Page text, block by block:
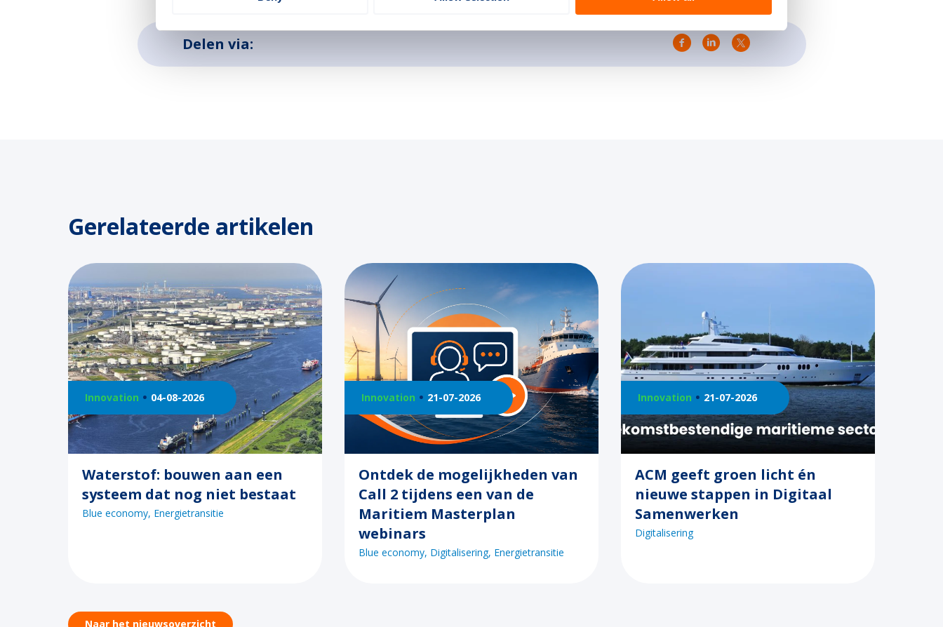
Delen via:
Gerelateerde artikelen
Innovation 04-08-2026
Waterstof: bouwen aan een
systeem dat nog niet bestaat
Blue economy Energietransitie
Innovation 21-07-2026
Ontdek de mogelijkheden van
Call 2 tijdens een van de
Maritiem Masterplan
webinars
Blue economy Digitalisering Energietransitie
Innovation 21-07-2026
ACM geeft groen licht én
nieuwe stappen in Digitaal
Samenwerken
Digitalisering
Naar het nieuwsoverzicht